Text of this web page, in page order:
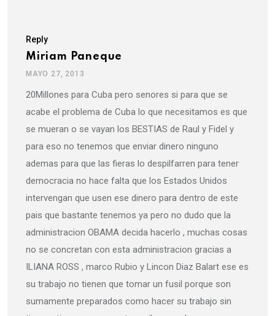
Reply
Miriam Paneque
MAYO 27, 2013
20Millones para Cuba pero senores si para que se
acabe el problema de Cuba lo que necesitamos es que
se mueran o se vayan los BESTIAS de Raul y Fidel y
para eso no tenemos que enviar dinero ninguno
ademas para que las fieras lo despilfarren para tener
democracia no hace falta que los Estados Unidos
intervengan que usen ese dinero para dentro de este
pais que bastante tenemos ya pero no dudo que la
administracion OBAMA decida hacerlo , muchas cosas
no se concretan con esta administracion gracias a
ILIANA ROSS , marco Rubio y Lincon Diaz Balart ese es
su trabajo no tienen que tomar un fusil porque son
sumamente preparados como hacer su trabajo sin